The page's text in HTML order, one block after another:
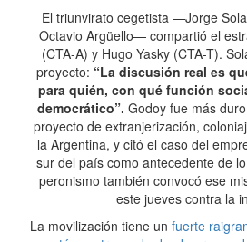
El triunvirato cegetista —Jorge
Octavio Argüello— compartió el
(CTA-A) y Hugo Yasky (CTA-T).
proyecto: “La discusión real es
para quién, con qué función
democrático”. Godoy fue más
proyecto de extranjerización,
la Argentina, y citó el caso del
sur del país como antecedente de
peronismo también convocó ese
este jueves contra la
La movilización tiene un fuerte